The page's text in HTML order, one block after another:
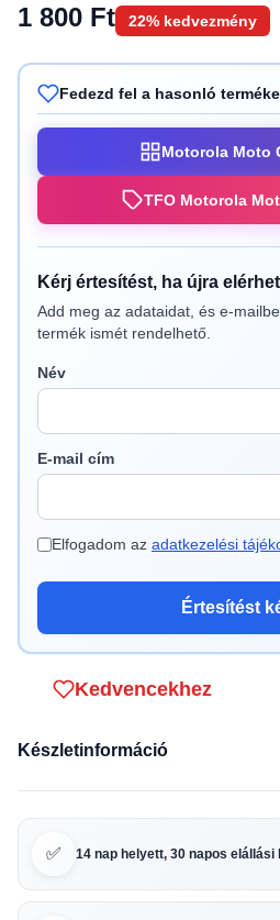
1 800 Ft 22% kedvezmény
Fedezd fel a hasonló
Motorola Moto
TFO Motorola
Kérj értesítést, ha újra
Add meg az adataidat, és e-
termék ismét rendelhető.
Név
E-mail cím
Elfogadom az adatkezelési
Értesítést
Kedvencekhez
Készletinformáció
✅ 14 nap helyett, 30 napos elállási